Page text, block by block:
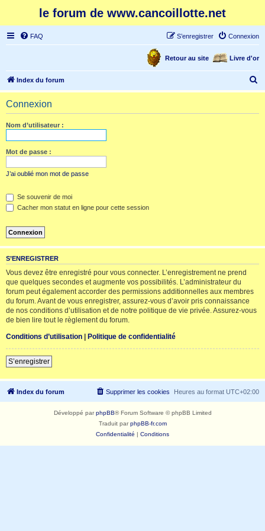
le forum de www.cancoillotte.net
FAQ Connexion
S’enregistrer
Livre d'or
Retour au site
Index du forum
e
Connexion
Nom d’utilisateur :
Mot de passe :
J’ai oublié mon mot de passe
Se souvenir de moi
Cacher mon statut en ligne pour cette session
S’ENREGISTRER
Vous devez être enregistré pour vous connecter. L’enregistrement ne prend
que quelques secondes et augmente vos possibilités. L’administrateur du
forum peut également accorder des permissions additionnelles aux membres
du forum. Avant de vous enregistrer, assurez-vous d’avoir pris connaissance
de nos conditions d’utilisation et de notre politique de vie privée. Assurez-vous
de bien lire tout le règlement du forum.
Conditions d’utilisation | Politique de confidentialité
S’enregistrer
Index du forum Heures au format UTC+02:00
Supprimer les cookies
Développé parphpBB® Forum Software © phpBB Limited
Traduit parphpBB-fr.com
Confidentialité | Conditions